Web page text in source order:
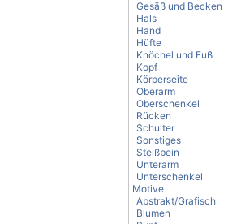
Gesäß und Becken
Hals
Hand
Hüfte
Knöchel und Fuß
Kopf
Körperseite
Oberarm
Oberschenkel
Rücken
Schulter
Sonstiges
Steißbein
Unterarm
Unterschenkel
Motive
Abstrakt/Grafisch
Blumen